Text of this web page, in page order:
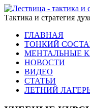
Тактика и стратегия
ГЛАВНАЯ
ТОНКИЙ
МЕНТАЛЬНЫЕ
НОВОСТИ
ВИДЕО
СТАТЬИ
ЛЕТНИЙ